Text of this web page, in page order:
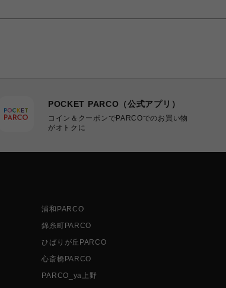
POCKET PARCO（公式アプリ）
コイン＆クーポンでPARCOでのお買い物
がオトクに
浦和PARCO
錦糸町PARCO
ひばりが丘PARCO
心斎橋PARCO
PARCO_ya上野